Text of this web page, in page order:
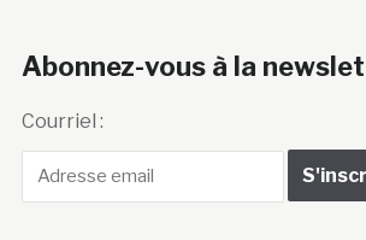
Abonnez-vous à la
Courriel :